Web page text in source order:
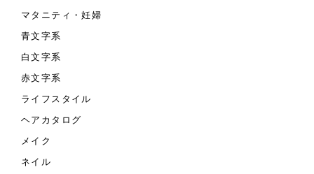
マタニティ・妊婦
青文字系
白文字系
赤文字系
ライフスタイル
ヘアカタログ
メイク
ネイル